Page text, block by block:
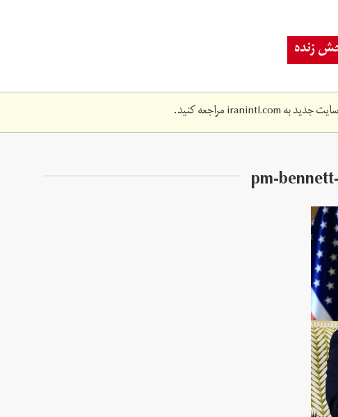
زنده
جدید بهiranintl.comمراجعه کنید.
pm-